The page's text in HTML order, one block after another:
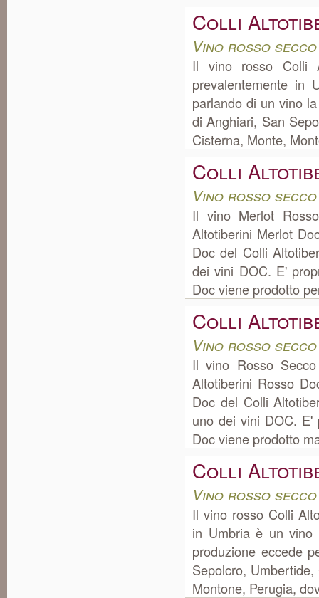
Colli
Vino rosso
Il vino rosso Colli
prevalentemente in
parlando di un vino
di Anghiari, San
Cisterna, Monte,
Colli
Vino rosso
Il vino Merlot
Altotiberini Merlot
Doc del Colli
dei vini DOC. E'
Doc viene prodotto
Colli
Vino rosso
Il vino Rosso
Altotiberini Rosso
Doc del Colli
uno dei vini DOC. E'
Doc viene prodotto
Colli
Vino rosso
Il vino rosso Colli
in Umbria è un
produzione eccede
Sepolcro,
Montone, Perugia,